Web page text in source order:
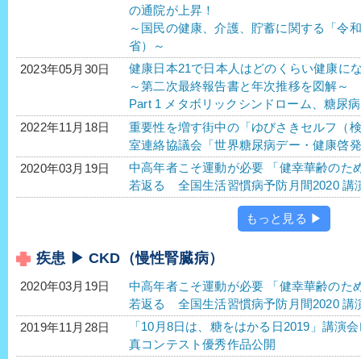
の通院が上昇！
～国民の健康、介護、貯蓄に関する「令
省）～
2023年05月30日
健康日本21で日本人はどのくらい健康に
～第二次最終報告書と年次推移を図解～
Part 1 メタボリックシンドローム、糖尿
2022年11月18日
重要性を増す街中の「ゆびさきセルフ（
室連絡協議会「世界糖尿病デー・健康啓
2020年03月19日
中高年者こそ運動が必要 「健幸華齢のた
若返る 全国生活習慣病予防月間2020 講
もっと見る ▶
疾患 ▶ CKD（慢性腎臓病）
2020年03月19日
中高年者こそ運動が必要 「健幸華齢のた
若返る 全国生活習慣病予防月間2020 講
2019年11月28日
「10月8日は、糖をはかる日2019」講演
真コンテスト優秀作品公開